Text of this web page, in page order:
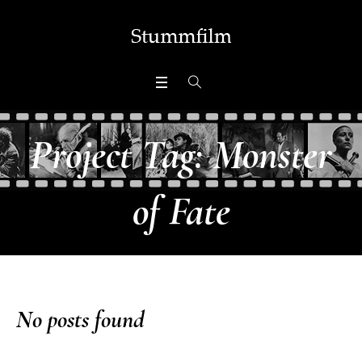
Project Tag:Monster
of Fate
No posts found